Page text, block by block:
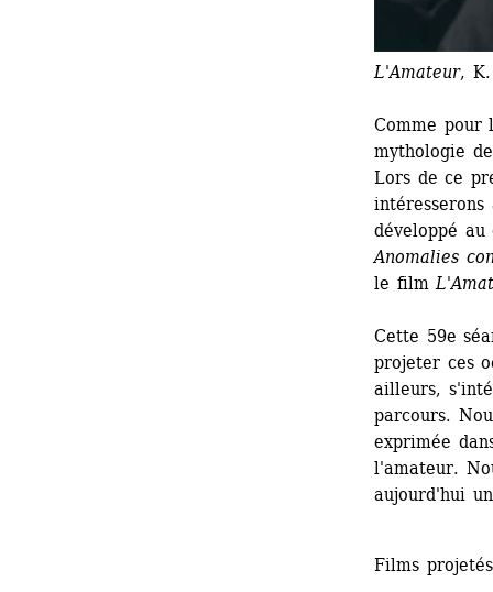
L'Amateur, K.
Comme pour
mythologie
Lors de ce
développé
Anomalies
le film
Cette 59e
projeter ces
ailleurs,
parcours.
exprimée
l'amateur.
aujourd'hui
Films